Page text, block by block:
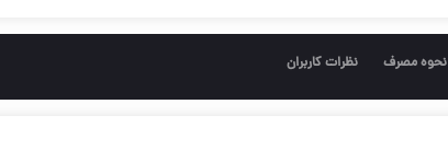
نحوه مصرف نظرات کاربران